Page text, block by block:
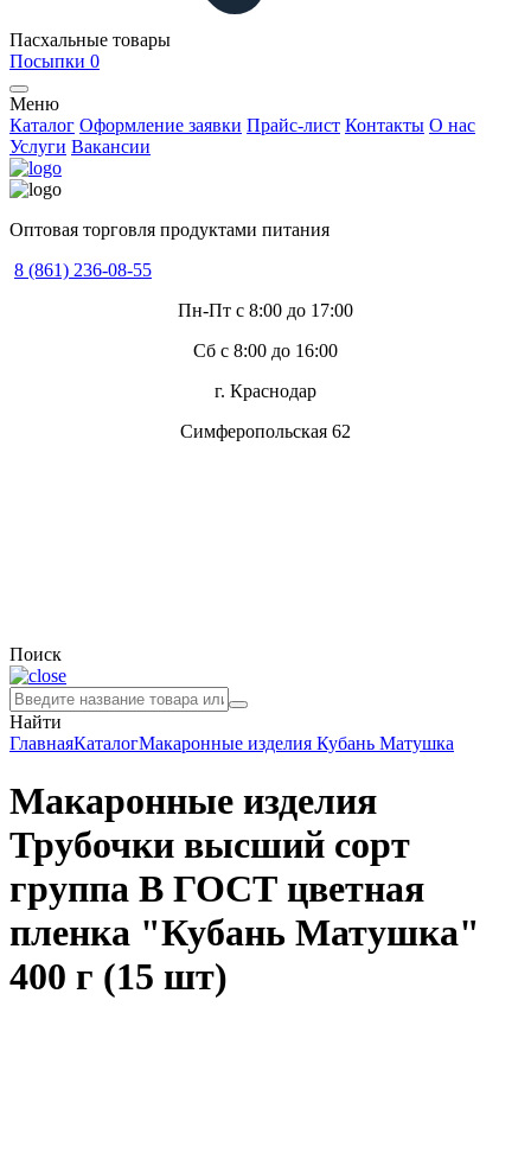
Пасхальные товары
Посыпки 0
Меню
Каталог Оформление заявки Прайс-лист Контакты О нас
Услуги Вакансии
Оптовая торговля продуктами питания
8 (861) 236-08-55
Пн-Пт с 8:00 до 17:00
Сб с 8:00 до 16:00
г. Краснодар
Симферопольская 62
Поиск
Найти
ГлавнаяКаталогМакаронные изделия Кубань Матушка
Макаронные изделия
Трубочки высший сорт
группа В ГОСТ цветная
пленка "Кубань Матушка"
400 г (15 шт)